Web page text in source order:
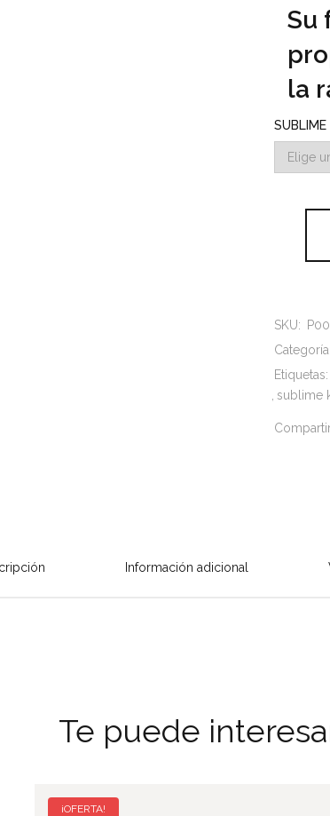
Su
la
SUBLIME
SKU:
Categoría:
Etiquetas:
sublime
Información adicional
Te puede
¡OFERTA!